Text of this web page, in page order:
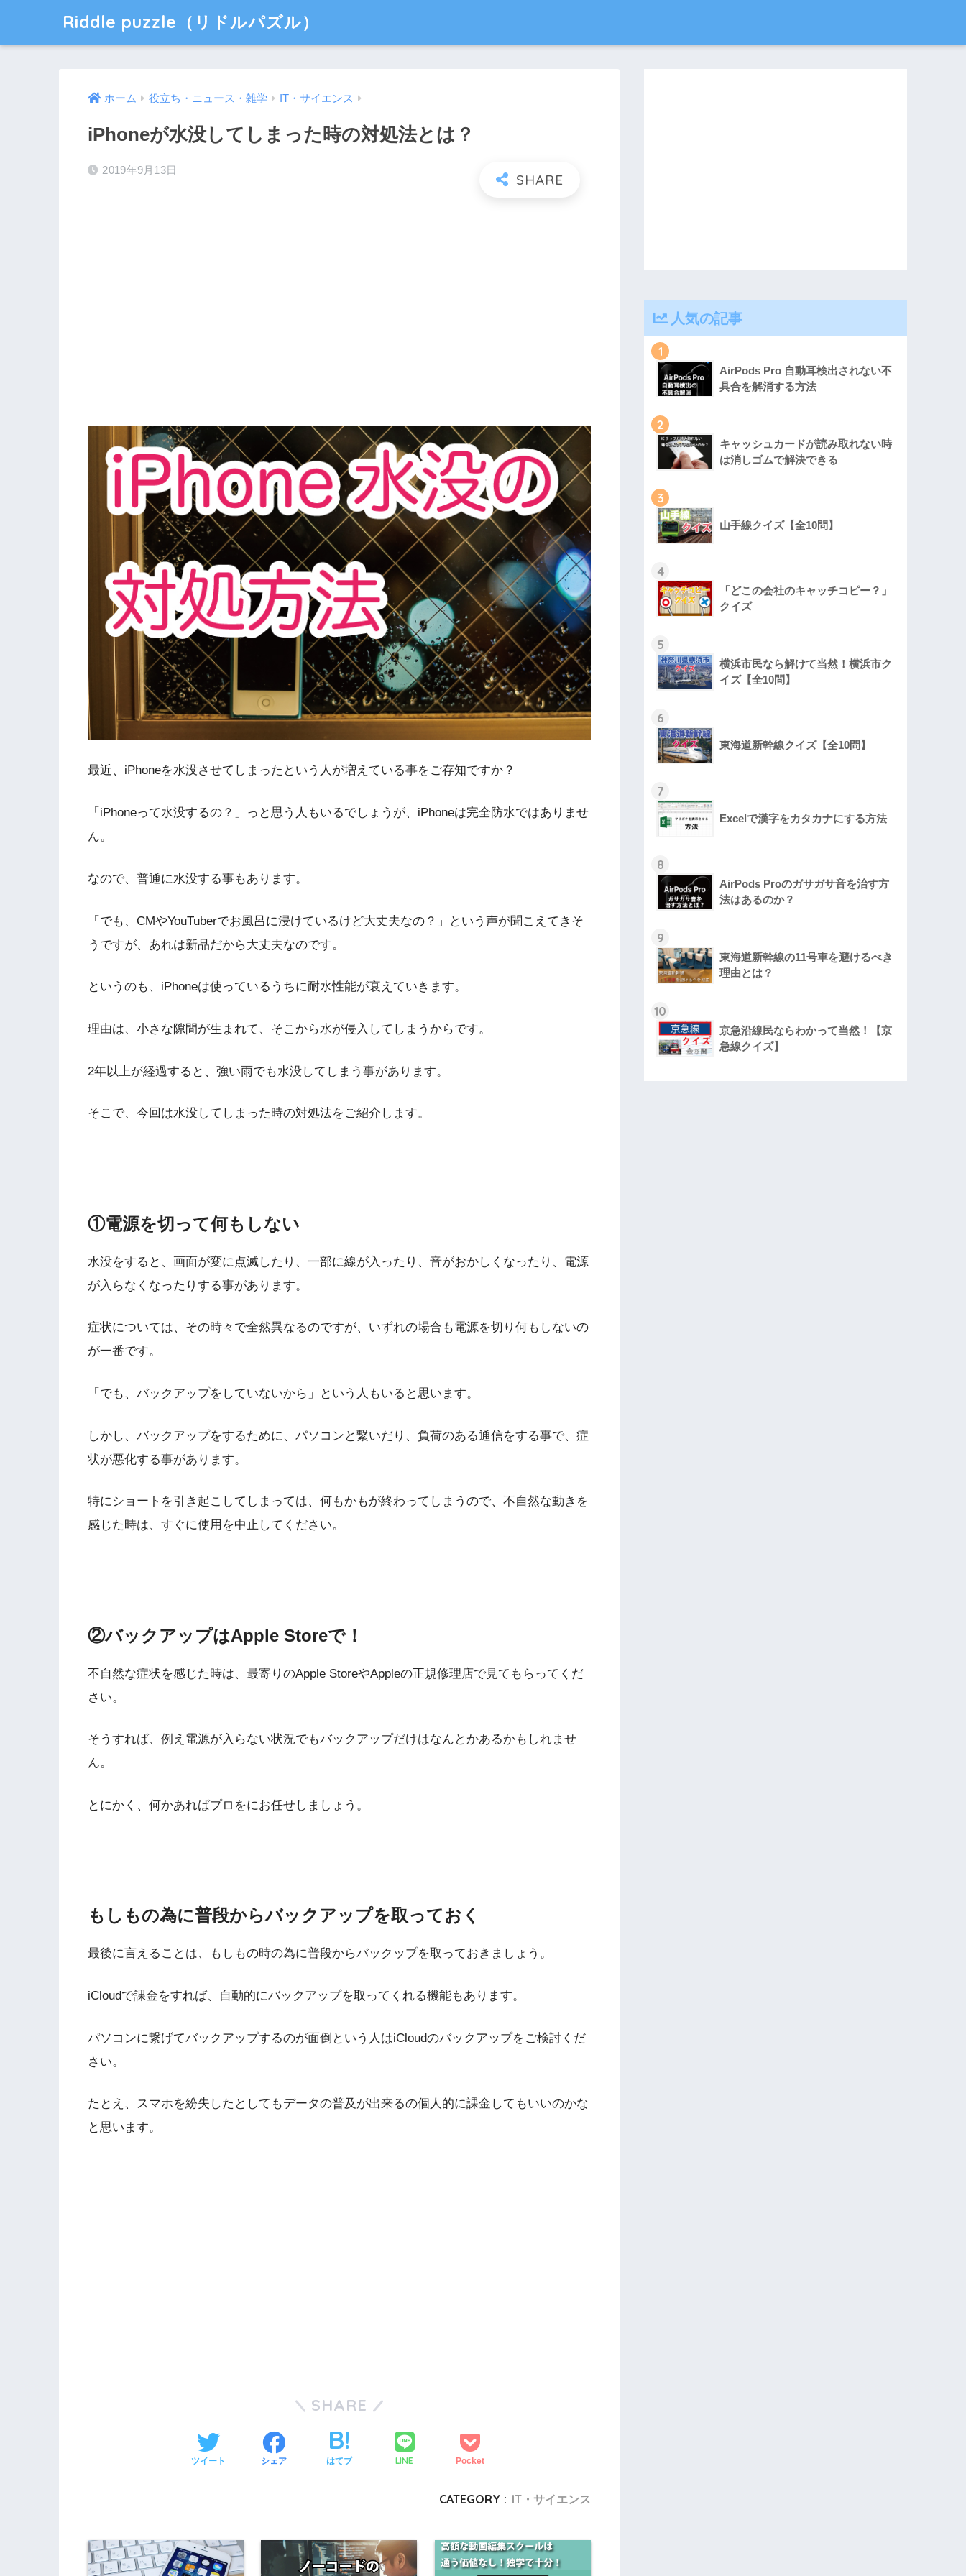
Riddle puzzle（リドルパズル）
ホーム 役立ち・ニュース・雑学 IT・サイエンス
iPhoneが水没してしまった時の対処法とは？
2019年9月13日
最近、iPhoneを水没させてしまったという人が増えている事をご存知ですか？
「iPhoneって水没するの？」っと思う人もいるでしょうが、iPhoneは完全防水ではありませ
ん。
なので、普通に水没する事もあります。
「でも、CMやYouTuberでお風呂に浸けているけど大丈夫なの？」という声が聞こえてきそ
うですが、あれは新品だから大丈夫なのです。
というのも、iPhoneは使っているうちに耐水性能が衰えていきます。
理由は、小さな隙間が生まれて、そこから水が侵入してしまうからです。
2年以上が経過すると、強い雨でも水没してしまう事があります。
そこで、今回は水没してしまった時の対処法をご紹介します。
①電源を切って何もしない
水没をすると、画面が変に点滅したり、一部に線が入ったり、音がおかしくなったり、電源
が入らなくなったりする事があります。
症状については、その時々で全然異なるのですが、いずれの場合も電源を切り何もしないの
が一番です。
「でも、バックアップをしていないから」という人もいると思います。
しかし、バックアップをするために、パソコンと繋いだり、負荷のある通信をする事で、症
状が悪化する事があります。
特にショートを引き起こしてしまっては、何もかもが終わってしまうので、不自然な動きを
感じた時は、すぐに使用を中止してください。
②バックアップはApple Storeで！
不自然な症状を感じた時は、最寄りのApple StoreやAppleの正規修理店で見てもらってくだ
さい。
そうすれば、例え電源が入らない状況でもバックアップだけはなんとかあるかもしれませ
ん。
とにかく、何かあればプロをにお任せしましょう。
もしもの為に普段からバックアップを取っておく
最後に言えることは、もしもの時の為に普段からバックップを取っておきましょう。
iCloudで課金をすれば、自動的にバックアップを取ってくれる機能もあります。
パソコンに繋げてバックアップするのが面倒という人はiCloudのバックアップをご検討くだ
さい。
たとえ、スマホを紛失したとしてもデータの普及が出来るの個人的に課金してもいいのかな
と思います。
SHARE
ツイート シェア はてブ LINE Pocket
CATEGORY : IT・サイエンス
人気の記事
1
AirPods Pro 自動耳検出されない不
具合を解消する方法
2
キャッシュカードが読み取れない時
は消しゴムで解決できる
3
山手線クイズ【全10問】
4
「どこの会社のキャッチコピー？」
クイズ
5
横浜市民なら解けて当然！横浜市ク
イズ【全10問】
6
東海道新幹線クイズ【全10問】
7
Excelで漢字をカタカナにする方法
8
AirPods Proのガサガサ音を治す方
法はあるのか？
9
東海道新幹線の11号車を避けるべき
理由とは？
10
京急沿線民ならわかって当然！【京
急線クイズ】